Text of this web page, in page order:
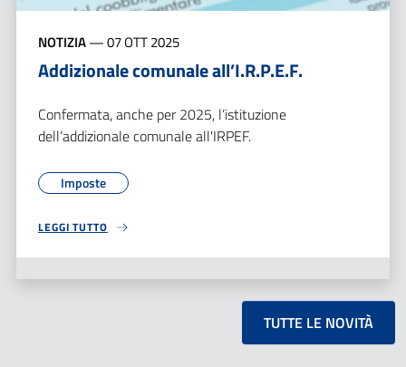
NOTIZIA—07 OTT 2025
Addizionale comunale all’I.R.P.E.F.
Confermata, anche per 2025, l’istituzione
dell’addizionale comunale all'IRPEF.
Imposte
LEGGI TUTTO
TUTTE LE NOVITÀ